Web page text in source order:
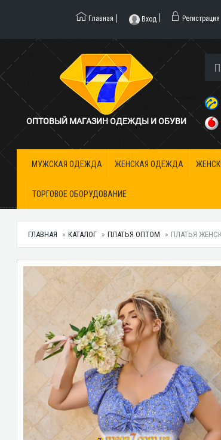
Главная Вход Регистрация
ОПТОВЫЙ МАГАЗИН ОДЕЖДЫ И ОБУВИ
МУЖСКАЯ ОДЕЖДА ЖЕНСКАЯ ОДЕЖДА
ТОРГОВОЕ ОБОРУДОВАНИЕ
ГЛАВНАЯ КАТАЛОГ ПЛАТЬЯ ОПТОМ ПЛАТЬЯ